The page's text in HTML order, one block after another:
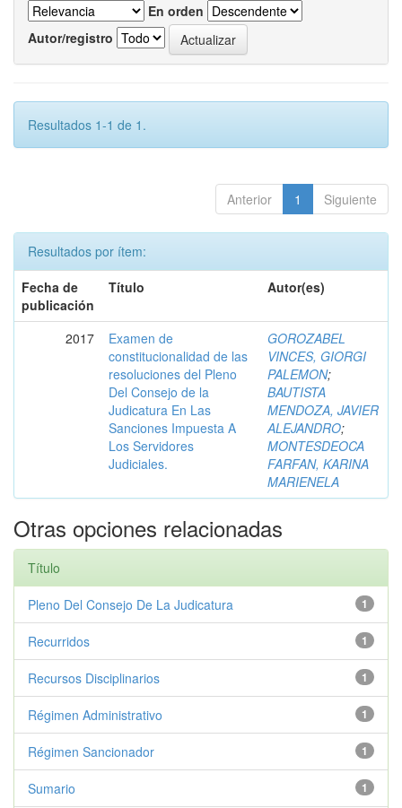
En orden
Autor/registro
Resultados 1-1 de 1.
Anterior 1 Siguiente
Resultados por ítem:
Fecha de
publicación
Título Autor(es)
2017
Examen de
constitucionalidad de las
resoluciones del Pleno
Del Consejo de la
Judicatura En Las
Sanciones Impuesta A
Los Servidores
Judiciales.
GOROZABEL
VINCES, GIORGI
PALEMON;
BAUTISTA
MENDOZA, JAVIER
ALEJANDRO;
MONTESDEOCA
FARFAN, KARINA
MARIENELA
Otras opciones relacionadas
Título
1
Pleno Del Consejo De La Judicatura
1
Recurridos
1
Recursos Disciplinarios
1
Régimen Administrativo
1
Régimen Sancionador
1
Sumario